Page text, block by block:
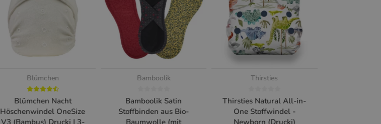
Blümchen
Blümchen Nacht
Höschenwindel OneSize
V3 (Bambus) Drucki | 3-
Bamboolik
Bamboolik Satin
Stoffbinden aus Bio-
Baumwolle (mit
Thirsties
Thirsties Natural All-in-
One Stoffwindel -
Newborn (Drucki)